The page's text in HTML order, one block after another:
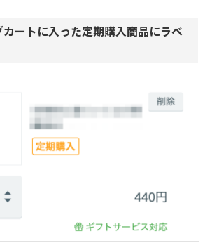
カートに入った定期購入商品にラベ